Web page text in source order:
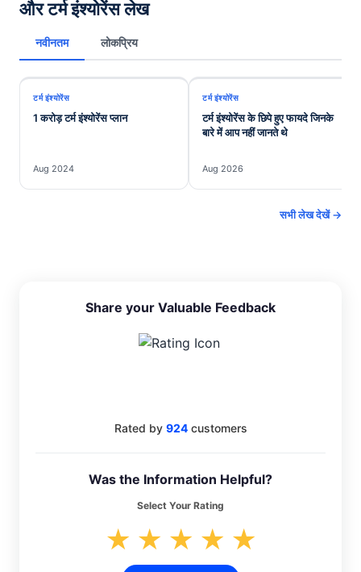
और टर्म इंश्योरेंस लेख
नवीनतम लोकप्रिय
टर्म इंश्योरेंस
1 करोड़ टर्म इंश्योरेंस प्लान
Aug 2024
टर्म इंश्योरेंस
टर्म इंश्योरेंस के छिपे हुए फायदे जिनके
बारे में आप नहीं जानते थे
Aug 2026
सभी लेख देखें →
Share your Valuable Feedback
Rated by 924customers
Was the Information Helpful?
Select Your Rating
★ ★ ★ ★ ★